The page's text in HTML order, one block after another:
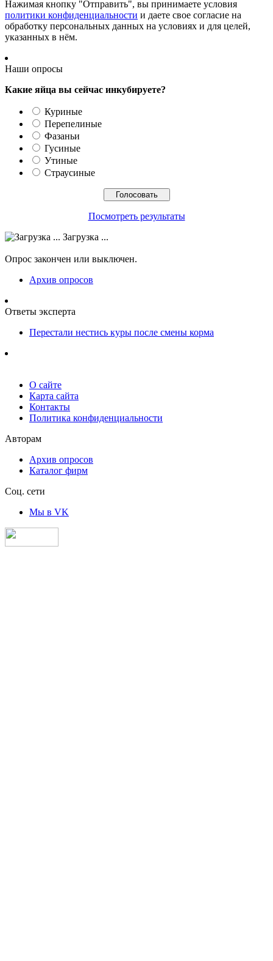
Нажимая кнопку "Отправить", вы принимаете условия
политики конфиденциальности и даете свое согласие на
обработку персональных данных на условиях и для целей,
указанных в нём.
Наши опросы
Какие яйца вы сейчас инкубируете?
Куриные
Перепелиные
Фазаньи
Гусиные
Утиные
Страусиные
Посмотреть результаты
Загрузка ...
Опрос закончен или выключен.
Архив опросов
Ответы эксперта
Перестали нестись куры после смены корма
О сайте
Карта сайта
Контакты
Политика конфиденциальности
Авторам
Архив опросов
Каталог фирм
Соц. сети
Мы в VK